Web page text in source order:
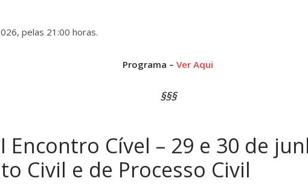
pelas 21:00 horas.
Programa – Ver Aqui
§§§
Encontro Cível – 29 e 30 de
Civil e de Processo Civil